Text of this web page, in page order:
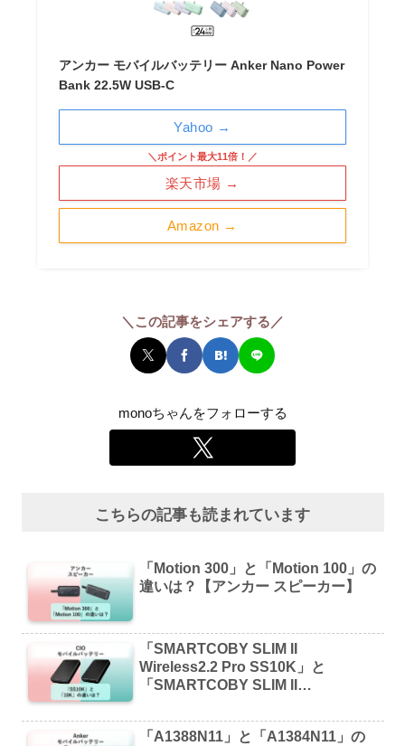
アンカー モバイルバッテリー Anker Nano Power
Bank 22.5W USB-C
Amazon →
＼ポイント最大11倍！／
楽天市場 →
Yahoo →
＼この記事をシェアする／
monoちゃんをフォローする
こちらの記事も読まれています
「Motion 300」と「Motion 100」の
違いは？【アンカー スピーカー】
「SMARTCOBY SLIM II
Wireless2.2 Pro SS10K」と
「SMARTCOBY SLIM II
【CIO モバイルバッテリー】
「A1388N11」と「A1384N11」の